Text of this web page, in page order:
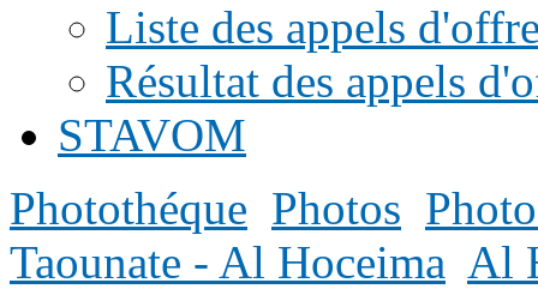
Liste des appels
Résultat des appels
STAVOM
Photothéque Photos
Taounate - Al Hoceima Al